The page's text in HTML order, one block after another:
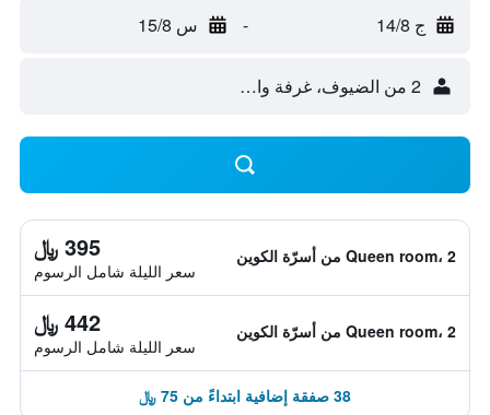
ج 14/8 - س 15/8
2 من الضيوف، غرفة واحدة
Queen room، 2 من أسرّة الكوين 395 ﷼
سعر الليلة شامل الرسوم
Queen room، 2 من أسرّة الكوين 442 ﷼
سعر الليلة شامل الرسوم
38 صفقة إضافية ابتداءً من 75 ﷼